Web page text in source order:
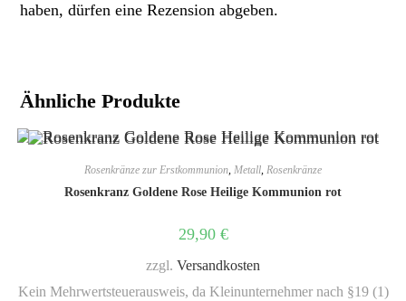
haben, dürfen eine Rezension abgeben.
Ähnliche Produkte
Rosenkränze zur Erstkommunion, Metall, Rosenkränze
Rosenkranz Goldene Rose Heilige Kommunion rot
29,90 €
zzgl. Versandkosten
Kein Mehrwertsteuerausweis, da Kleinunternehmer nach §19 (1)